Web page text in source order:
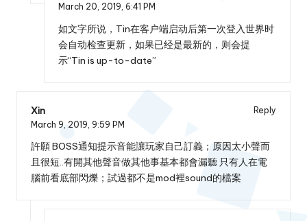
March 20, 2019, 6:41 PM
如文字所说，Tin在客户端启动后第一次登入世界时
会自动检查更新，如果已经是最新的，则会提
示“Tin is up-to-date”
Xin
Reply
March 9, 2019, 9:59 PM
許願 BOSS通知提示音能讓玩家自己訂義；原因太小聲而
且很短..有開其他聲音做其他事基本都會漏聽 只有人在電
腦前看底部閃爍；試過都不是mod裡sound的檔案